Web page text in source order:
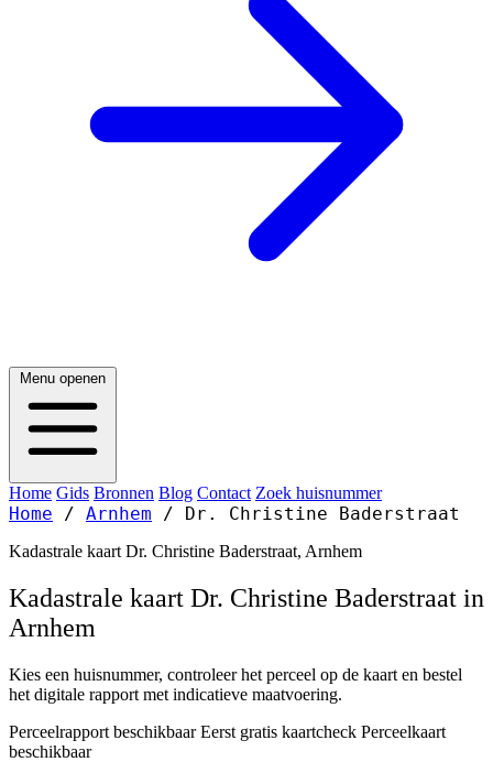
Menu openen
Home Gids Bronnen Blog Contact Zoek huisnummer
Home / Arnhem / Dr. Christine Baderstraat
Kadastrale kaart Dr. Christine Baderstraat, Arnhem
Kadastrale kaart Dr. Christine Baderstraat in
Arnhem
Kies een huisnummer, controleer het perceel op de kaart en bestel
het digitale rapport met indicatieve maatvoering.
Perceelrapport beschikbaar Eerst gratis kaartcheck Perceelkaart
beschikbaar